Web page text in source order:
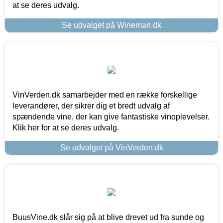
at se deres udvalg.
Se udvalget på Wineman.dk
VinVerden.dk samarbejder med en række forskellige
leverandører, der sikrer dig et bredt udvalg af
spændende vine, der kan give fantastiske vinoplevelser.
Klik her for at se deres udvalg.
Se udvalget på VinVerden.dk
BuusVine.dk slår sig på at blive drevet ud fra sunde og